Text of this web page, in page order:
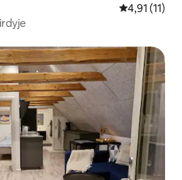
Vidutinis
4,91 (11)